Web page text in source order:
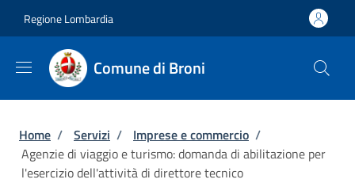
Regione Lombardia
Comune di Broni
Briciole di pane
Home / Servizi / Imprese e commercio /
Agenzie di viaggio e turismo: domanda di abilitazione per
l'esercizio dell'attività di direttore tecnico